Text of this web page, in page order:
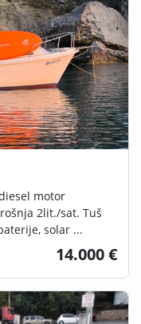
motor
2lit./sat. Tuš
solar ...
14.000 €